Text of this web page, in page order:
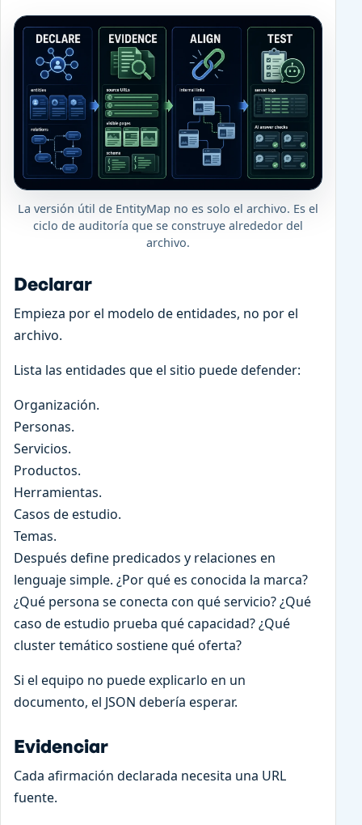
La versión útil de EntityMap no es solo el archivo. Es el
ciclo de auditoría que se construye alrededor del
archivo.
Declarar
Empieza por el modelo de entidades, no por el
archivo.
Lista las entidades que el sitio puede defender:
Organización.
Personas.
Servicios.
Productos.
Herramientas.
Casos de estudio.
Temas.
Después define predicados y relaciones en
lenguaje simple. ¿Por qué es conocida la marca?
¿Qué persona se conecta con qué servicio? ¿Qué
caso de estudio prueba qué capacidad? ¿Qué
cluster temático sostiene qué oferta?
Si el equipo no puede explicarlo en un
documento, el JSON debería esperar.
Evidenciar
Cada afirmación declarada necesita una URL
fuente.